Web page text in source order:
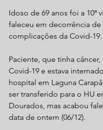
Idoso de 69 anos foi a 10ª
faleceu em decorrência de
complicações da Covid-19.
Paciente, que tinha
Covid-19 e estava
hospital em Laguna
ser transferido para o HU
Dourados, mas acabou
data de ontem (06/12).